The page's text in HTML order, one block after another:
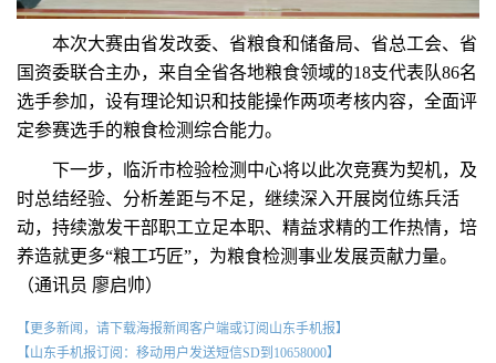
本次大赛由省发改委、省粮食和储备局、省总工会、省
国资委联合主办，来自全省各地粮食领域的18支代表队86名
选手参加，设有理论知识和技能操作两项考核内容，全面评
定参赛选手的粮食检测综合能力。
下一步，临沂市检验检测中心将以此次竞赛为契机，及
时总结经验、分析差距与不足，继续深入开展岗位练兵活
动，持续激发干部职工立足本职、精益求精的工作热情，培
养造就更多“粮工巧匠”，为粮食检测事业发展贡献力量。
（通讯员 廖启帅）
【更多新闻，请下载海报新闻客户端或订阅山东手机报】
【山东手机报订阅：移动用户发送短信SD到10658000】